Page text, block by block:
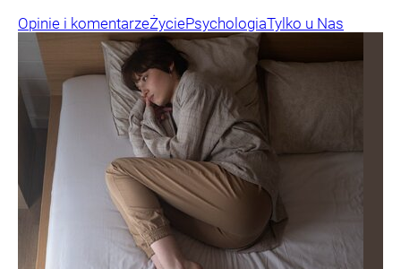
Opinie i komentarzeŻyciePsychologiaTylko u Nas